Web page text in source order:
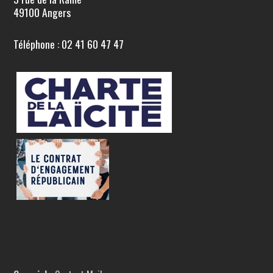
49100 Angers
Téléphone : 02 41 60 47 47